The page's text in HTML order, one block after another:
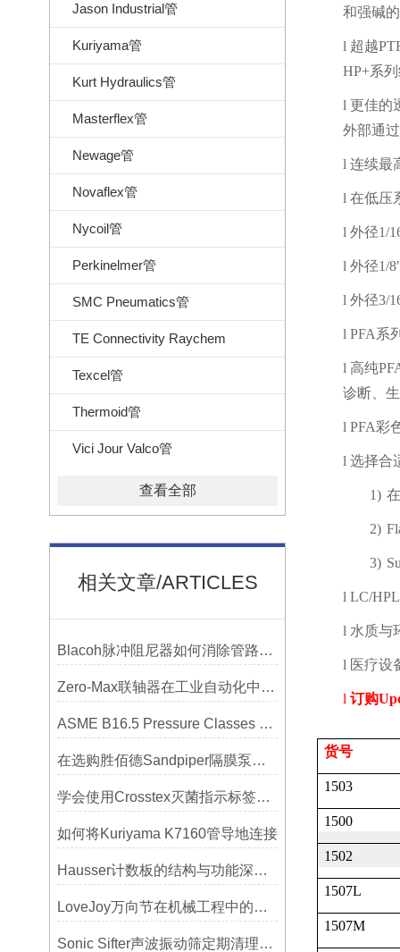
Jason Industrial管
Kuriyama管
Kurt Hydraulics管
Masterflex管
Newage管
Novaflex管
Nycoil管
Perkinelmer管
SMC Pneumatics管
TE Connectivity Raychem
Texcel管
Thermoid管
Vici Jour Valco管
查看全部
相关文章/ARTICLES
Blacoh脉冲阻尼器如何消除管路振动与噪音？
Zero-Max联轴器在工业自动化中的关键作用
ASME B16.5 Pressure Classes of Flanges压力等级
在选购胜佰德Sandpiper隔膜泵时应该注意哪些关键参数？
学会使用Crosstex灭菌指示标签提高无菌保证水平
如何将Kuriyama K7160管导地连接
Hausser计数板的结构与功能深度解析
LoveJoy万向节在机械工程中的重要性
Sonic Sifter声波振动筛定期清理的重要性
和强碱
l 超越
HP+系
l 更佳的
外部通
l 连续最
l 在低压
l 外径1/
l 外径1/
l 外径3/
l PFA系
l 高纯
诊断、
l PFA彩
l 选择合
1)
2)
3)
l LC/
l 水质与
l 医疗设
l 订购
货号
1503
1500
1502
1507L
1507M